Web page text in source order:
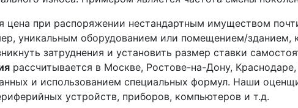
цена при распоряжении нестандартным имуществом
уникальным оборудованием или помещением/зданием,
затруднения и установить размер ставки
рассчитывается в Москве, Ростове-на-Дону,
и использованием специальных формул. Наши
устройств, приборов, компьютеров и т.д.